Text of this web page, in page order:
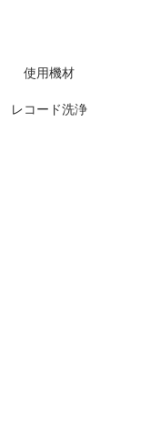
使用機材
レコード洗浄